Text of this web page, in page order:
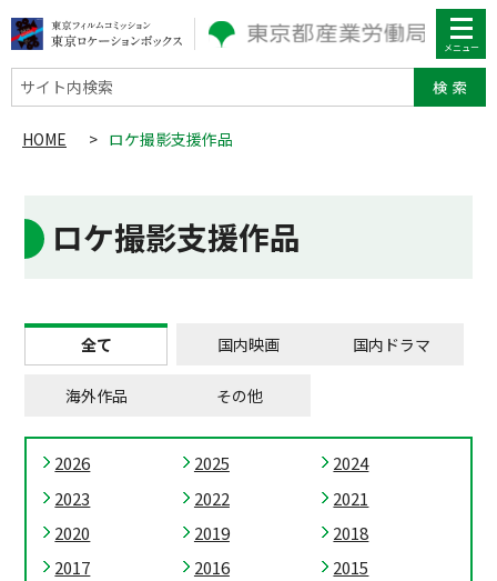
サイト内検索
HOME > ロケ撮影支援作品
ロケ撮影支援作品
全て 国内映画 国内ドラマ
海外作品 その他
2026 2025
2024
2023
2022
2021
2020
2019
2018
2017
2016 2015